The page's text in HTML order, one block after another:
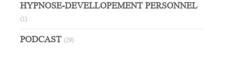
HYPNOSE-DEVELLOPEMENT PERSONNEL
(1)
PODCAST (29)